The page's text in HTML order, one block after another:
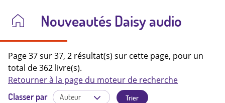
Nouveautés Daisy audio
Page 37 sur 37, 2 résultat(s) sur cette page, pour un
total de 362 livre(s).
Retourner à la page du moteur de recherche
Classer par